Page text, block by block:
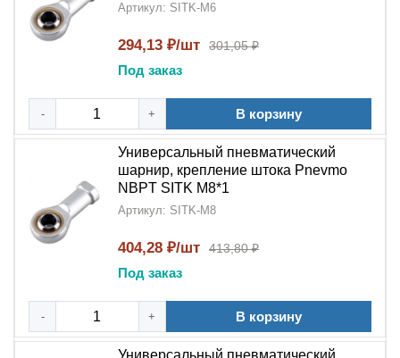
Артикул: SITK-M6
294,13 ₽/шт 301,05 ₽
Под заказ
- + В корзину
Универсальный пневматический
шарнир, крепление штока Pnevmo
NBPT SITK M8*1
Артикул: SITK-M8
404,28 ₽/шт 413,80 ₽
Под заказ
- + В корзину
Универсальный пневматический